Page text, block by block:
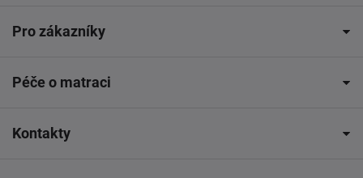
Pro zákazníky
Péče o matraci
Kontakty